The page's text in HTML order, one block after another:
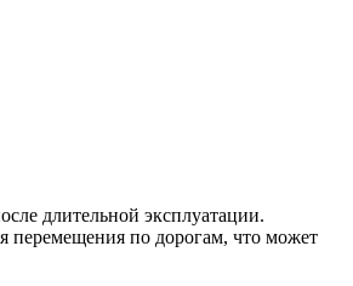
длительной эксплуатации.
перемещения по дорогам, что может